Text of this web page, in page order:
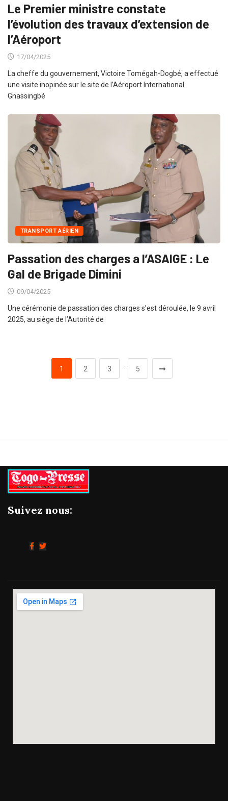
Le Premier ministre constate
l’évolution des travaux d’extension de
l’Aéroport
17/04/2025
La cheffe du gouvernement, Victoire Tomégah-Dogbé, a effectué
une visite inopinée sur le site de l’Aéroport International
Gnassingbé
TRANSPORT AÉRIEN
Passation des charges a l’ASAIGE : Le
Gal de Brigade Dimini
09/04/2025
Une cérémonie de passation des charges s’est déroulée, le 9 avril
2025, au siège de l’Autorité de
1 2 3
…
5
Suivez nous: